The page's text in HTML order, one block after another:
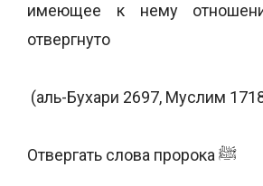
имеющее к нему
отвергнуто
(аль-Бухари 2697, Муслим
Отвергать слова пророка ﷺ